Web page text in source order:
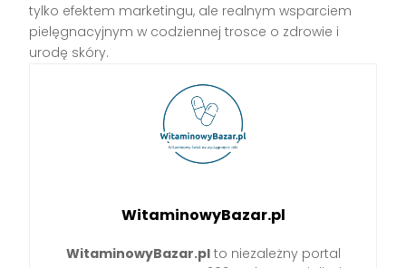
tylko efektem marketingu, ale realnym wsparciem
pielęgnacyjnym w codziennej trosce o zdrowie i
urodę skóry.
WitaminowyBazar.pl
WitaminowyBazar.plto niezależny portal